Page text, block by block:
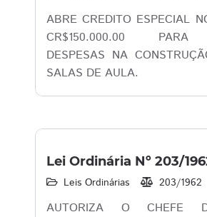
ABRE CREDITO ESPECIAL
CR$150.000.00 PARA
DESPESAS NA
SALAS DE AULA.
Lei Ordinária Nº 203/
Leis Ordinárias 203/1962
AUTORIZA O CHEFE